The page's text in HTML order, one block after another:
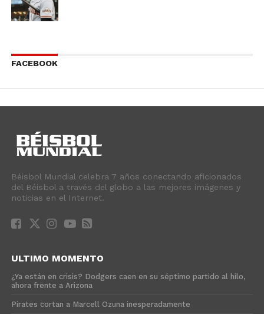
FACEBOOK
Béisbol Mundial celebra 7 años conectando aficionados
del Béisbol a través del globo a las mejores imágenes y
noticias en el Internet.
ULTIMO MOMENTO
¿Ya están en crisis? Dodgers caen en su séptimo partido al hilo,
ahora frente a Arizona
Pirates cortan a Marcell Ozuna inesperadamente